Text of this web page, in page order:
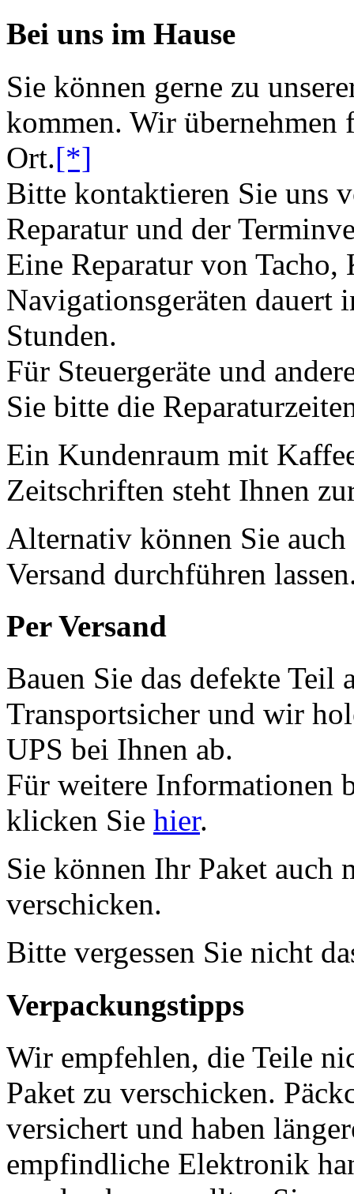
Bei uns im Hause
Sie können gerne zu
kommen. Wir
Ort.[*]
Bitte kontaktieren Sie uns
Reparatur und der
Eine Reparatur von
Navigationsgeräten dauert
Stunden.
Für Steuergeräte und
Sie bitte die
Ein Kundenraum mit
Zeitschriften steht Ihnen
Alternativ können Sie auch
Versand durchführen
Per Versand
Bauen Sie das defekte Teil
Transportsicher und wir
UPS bei Ihnen ab.
Für weitere Informationen
klicken Sie hier.
Sie können Ihr Paket auch
verschicken.
Bitte vergessen Sie nicht
Verpackungstipps
Wir empfehlen, die Teile
Paket zu verschicken.
versichert und haben
empfindliche Elektronik